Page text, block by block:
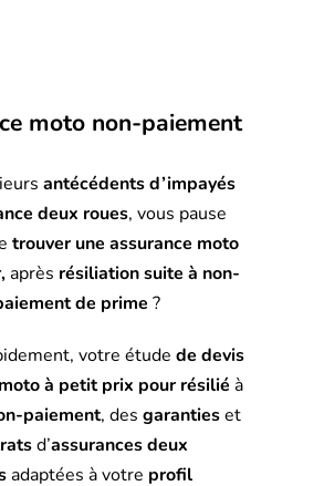
moto non-paiement
antécédents d’impayés
deux roues, vous pause
trouver une assurance moto
après résiliation suite à non-
de prime ?
votre étude de devis
à petit prix pourrésilié à
paiement, des garantieset
d’assurances deux
adaptées à votre profil